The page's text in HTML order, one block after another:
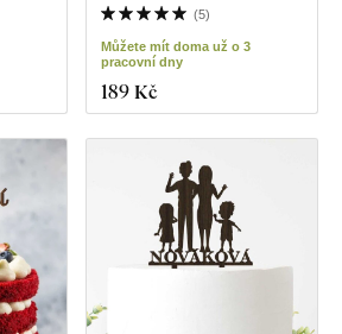
(5)
Můžete mít doma už o 3
pracovní dny
189 Kč